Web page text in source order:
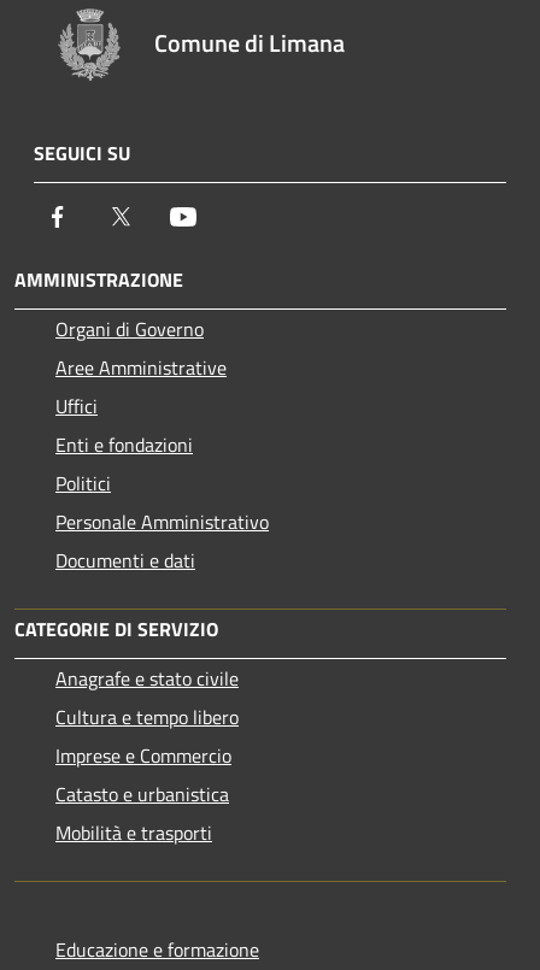
Comune di Limana
SEGUICI SU
Facebook Twitter
AMMINISTRAZIONE
Organi di Governo
Aree Amministrative
Uffici
Enti e fondazioni
Politici
Personale Amministrativo
Documenti e dati
CATEGORIE DI SERVIZIO
Anagrafe e stato civile
Cultura e tempo libero
Imprese e Commercio
Catasto e urbanistica
Mobilità e trasporti
Educazione e formazione